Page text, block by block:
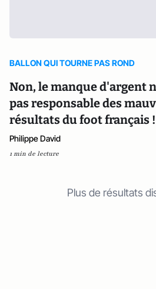
BALLON QUI TOURNE PAS ROND
Non, le manque d'argent
pas responsable des
résultats du foot français !
Philippe David
1 min de lecture
Plus de résultats